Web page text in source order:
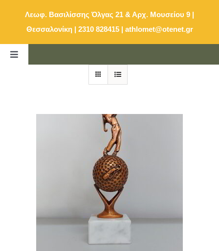
Λεωφ. Βασιλίσσης Όλγας 21 & Αρχ. Μουσείου 9 |
Θεσσαλονίκη | 2310 828415 | athlomet@otenet.gr
Toggle
ΚΑΤΑΛΟΓΟΣ